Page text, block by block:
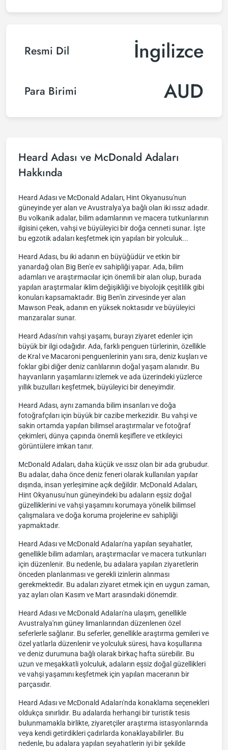
Resmi Dil İngilizce
Para Birimi AUD
Heard Adası ve McDonald Adaları
Hakkında
Heard Adası ve McDonald Adaları, Hint Okyanusu'nun
güneyinde yer alan ve Avustralya'ya bağlı olan iki ıssız adadır.
Bu volkanik adalar, bilim adamlarının ve macera tutkunlarının
ilgisini çeken, vahşi ve büyüleyici bir doğa cenneti sunar. İşte
bu egzotik adaları keşfetmek için yapılan bir yolculuk...
Heard Adası, bu iki adanın en büyüğüdür ve etkin bir
yanardağ olan Big Ben'e ev sahipliği yapar. Ada, bilim
adamları ve araştırmacılar için önemli bir alan olup, burada
yapılan araştırmalar iklim değişikliği ve biyolojik çeşitlilik gibi
konuları kapsamaktadır. Big Ben'in zirvesinde yer alan
Mawson Peak, adanın en yüksek noktasıdır ve büyüleyici
manzaralar sunar.
Heard Adası'nın vahşi yaşamı, burayı ziyaret edenler için
büyük bir ilgi odağıdır. Ada, farklı penguen türlerinin, özellikle
de Kral ve Macaroni penguenlerinin yanı sıra, deniz kuşları ve
foklar gibi diğer deniz canlılarının doğal yaşam alanıdır. Bu
hayvanların yaşamlarını izlemek ve ada üzerindeki yüzlerce
yıllık buzulları keşfetmek, büyüleyici bir deneyimdir.
Heard Adası, aynı zamanda bilim insanları ve doğa
fotoğrafçıları için büyük bir cazibe merkezidir. Bu vahşi ve
sakin ortamda yapılan bilimsel araştırmalar ve fotoğraf
çekimleri, dünya çapında önemli keşiflere ve etkileyici
görüntülere imkan tanır.
McDonald Adaları, daha küçük ve ıssız olan bir ada grubudur.
Bu adalar, daha önce deniz feneri olarak kullanılan yapılar
dışında, insan yerleşimine açık değildir. McDonald Adaları,
Hint Okyanusu'nun güneyindeki bu adaların eşsiz doğal
güzelliklerini ve vahşi yaşamını korumaya yönelik bilimsel
çalışmalara ve doğa koruma projelerine ev sahipliği
yapmaktadır.
Heard Adası ve McDonald Adaları'na yapılan seyahatler,
genellikle bilim adamları, araştırmacılar ve macera tutkunları
için düzenlenir. Bu nedenle, bu adalara yapılan ziyaretlerin
önceden planlanması ve gerekli izinlerin alınması
gerekmektedir. Bu adaları ziyaret etmek için en uygun zaman,
yaz ayları olan Kasım ve Mart arasındaki dönemdir.
Heard Adası ve McDonald Adaları'na ulaşım, genellikle
Avustralya'nın güney limanlarından düzenlenen özel
seferlerle sağlanır. Bu seferler, genellikle araştırma gemileri ve
özel yatlarla düzenlenir ve yolculuk süresi, hava koşullarına
ve deniz durumuna bağlı olarak birkaç hafta sürebilir. Bu
uzun ve meşakkatli yolculuk, adaların eşsiz doğal güzellikleri
ve vahşi yaşamını keşfetmek için yapılan maceranın bir
parçasıdır.
Heard Adası ve McDonald Adaları'nda konaklama seçenekleri
oldukça sınırlıdır. Bu adalarda herhangi bir turistik tesis
bulunmamakla birlikte, ziyaretçiler araştırma istasyonlarında
veya kendi getirdikleri çadırlarda konaklayabilirler. Bu
nedenle, bu adalara yapılan seyahatlerin iyi bir şekilde